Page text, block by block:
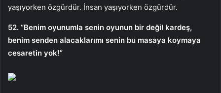
yaşıyorken özgürdür. İnsan yaşıyorken özgürdür.
52. “Benim oyunumla senin oyunun bir değil kardeş,
benim senden alacaklarımı senin bu masaya koymaya
cesaretin yok!”